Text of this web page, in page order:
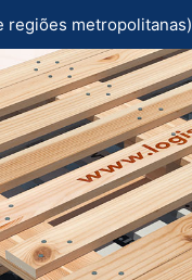
regiões metropolitanas)